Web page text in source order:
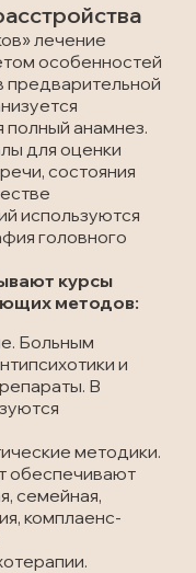
лечение
особенностей
предварительной
полный анамнез.
для оценки
состояния
используются
головного
курсы
методов:
Больным
и
В
методики.
обеспечивают
семейная,
комплаенс-